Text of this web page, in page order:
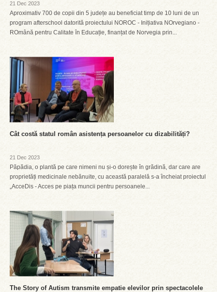
21 Dec 2023
Aproximativ 700 de copii din 5 județe au beneficiat timp de 10 luni de un
program afterschool datorită proiectului NOROC - Inițiativa NOrvegiano -
ROmână pentru Calitate în Educație, finanțat de Norvegia prin...
Cât costă statul român asistența persoanelor cu dizabilități?
21 Dec 2023
Păpădia, o plantă pe care nimeni nu și-o dorește în grădină, dar care are
proprietăți medicinale nebănuite, cu această paralelă s-a încheiat proiectul
„AcceDis - Acces pe piața muncii pentru persoanele...
The Story of Autism transmite empatie elevilor prin spectacolele